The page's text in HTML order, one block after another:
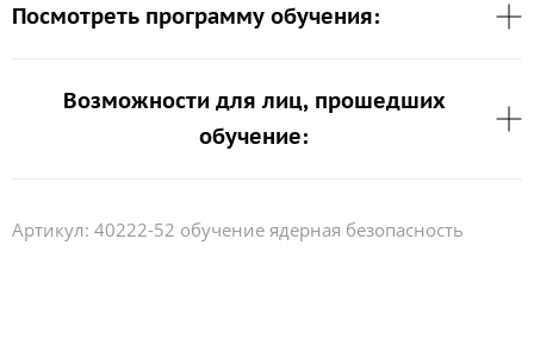
Посмотреть программу обучения:
Возможности для лиц, прошедших
обучение:
Артикул: 40222-52 обучение ядерная безопасность